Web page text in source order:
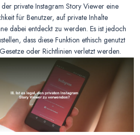
der private Instagram Story Viewer eine
für Benutzer, auf private Inhalte
dabei entdeckt zu werden. Es ist jedoch
dass diese Funktion ethisch genutzt
oder Richtlinien verletzt werden.